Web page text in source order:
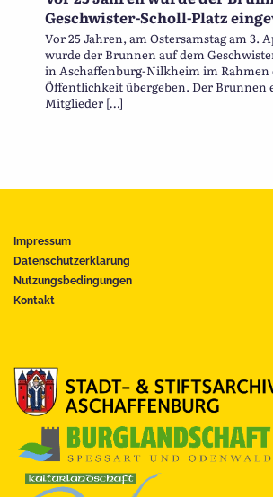
Geschwister-Scholl-Platz
Vor 25 Jahren, am Ostersamstag am 3.
wurde der Brunnen auf dem
in Aschaffenburg-Nilkheim im Rahmen
Öffentlichkeit übergeben. Der Brunnen
Mitglieder […]
Impressum
Datenschutzerklärung
Nutzungsbedingungen
Kontakt